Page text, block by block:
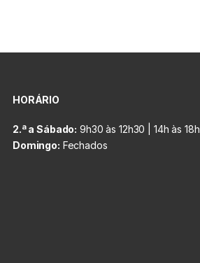
HORÁRIO
2.ª a Sábado: 9h30 às 12h30 | 14h às 18h
Domingo: Fechados